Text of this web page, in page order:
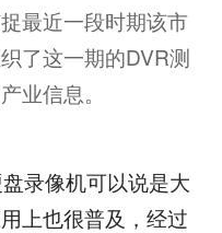
最近一段时期该市
了这一期的DVR测
业信息。
录像机可以说是大
上也很普及，经过